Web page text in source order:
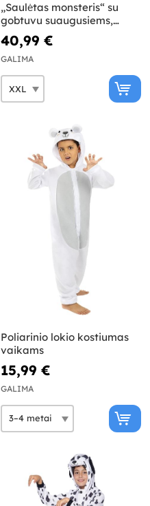
„Saulėtas monsteris“ su
gobtuvu suaugusiems,
didelis - „Sesamo Street“
40,99 €
GALIMA
Poliarinio lokio kostiumas
vaikams
15,99 €
GALIMA